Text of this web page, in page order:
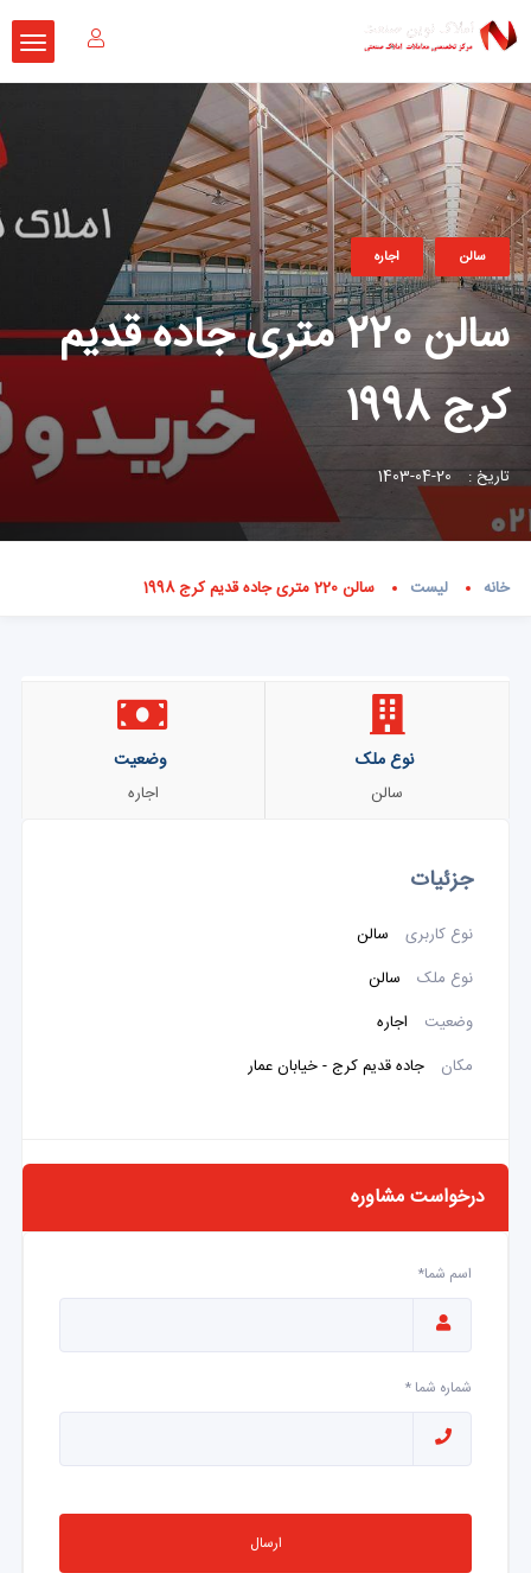
سالن اجاره
سالن 220 متری جاده قدیم
کرج 1998
تاریخ : 20-04-1403
خانه لیست سالن 220 متری جاده قدیم کرج 1998
نوع ملک
سالن
وضعیت
اجاره
جزئیات
نوع کاربری
سالن
نوع ملک
سالن
وضعیت
اجاره
مکان
جاده قدیم کرج - خیابان عمار
درخواست مشاوره
اسم شما*
شماره شما *
ارسال